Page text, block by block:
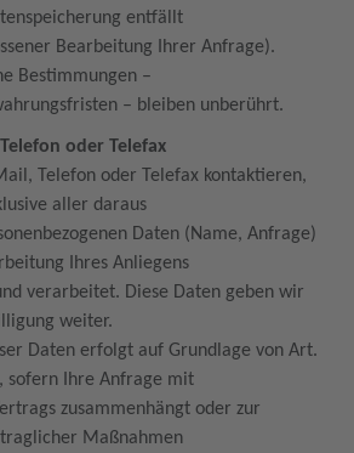
entfällt
Bearbeitung Ihrer Anfrage).
Bestimmungen –
– bleiben unberührt.
oder Telefax
Telefon oder Telefax kontaktieren,
aller daraus
Daten (Name, Anfrage)
Ihres Anliegens
verarbeitet. Diese Daten geben wir
weiter.
Daten erfolgt auf Grundlage von Art.
sofern Ihre Anfrage mit
zusammenhängt oder zur
Maßnahmen